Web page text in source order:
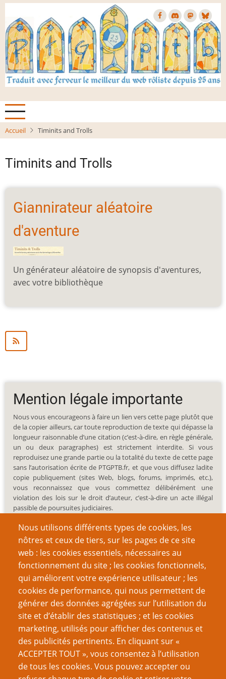
Aller
contenu
principal
Accueil Timinits and Trolls
Timinits and Trolls
Giannirateur aléatoire
d'aventure
Un générateur aléatoire de synopsis d'aventures,
avec votre bibliothèque
Nous utilisons différents types de cookies, les
nôtres et ceux de tiers, sur les pages de ce site
web : les cookies essentiels, nécessaires au
fonctionnement du site ; les cookies fonctionnels,
qui améliorent votre expérience utilisateur ; les
cookies de performance, qui nous permettent de
générer des données agrégées sur l’utilisation du
site et d’établir des statistiques ; et les cookies
marketing, utilisés pour afficher des contenus et
des publicités pertinents. En cliquant sur «
ACCEPTER TOUT », vous consentez à l’utilisation
de tous les cookies. Vous pouvez accepter ou
Mention légale importante
Nous vous encourageons à faire un lien vers cette page plutôt que
de la copier ailleurs, car toute reproduction de texte qui dépasse la
longueur raisonnable d’une citation (c’est-à-dire, en règle générale,
un ou deux paragraphes) est strictement interdite. Si vous
reproduisez une grande partie ou la totalité du texte de cette page
sans l’autorisation écrite de PTGPTB.fr, et que vous diffusez ladite
copie publiquement (sites Web, blogs, forums, imprimés, etc.),
vous reconnaissez que vous commettez délibérément une
violation des lois sur le droit d’auteur, c’est-à-dire un acte illégal
passible de poursuites judiciaires.
Recherche
Nom d'utilisateur
Mot de passe